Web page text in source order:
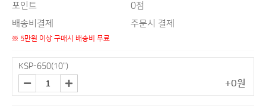
포인트
0점
배송비결제
주문시 결제
※ 5만원 이상 구매시 배송비 무료
KSP-650(10")
+0원